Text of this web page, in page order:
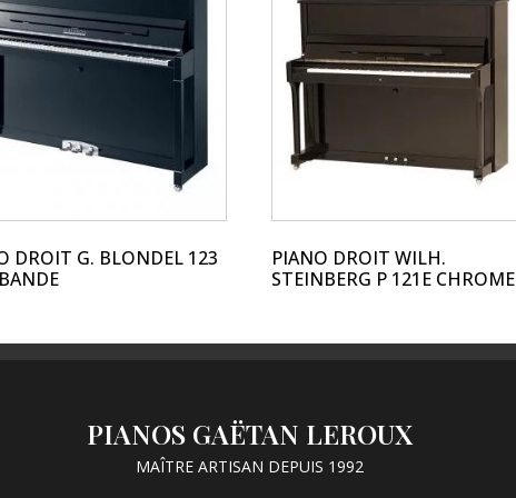
DROIT G. BLONDEL 123
PIANO DROIT WILH.
STEINBERG P 121E CHROME
PIANOS GAËTAN LEROUX
MAÎTRE ARTISAN DEPUIS 1992